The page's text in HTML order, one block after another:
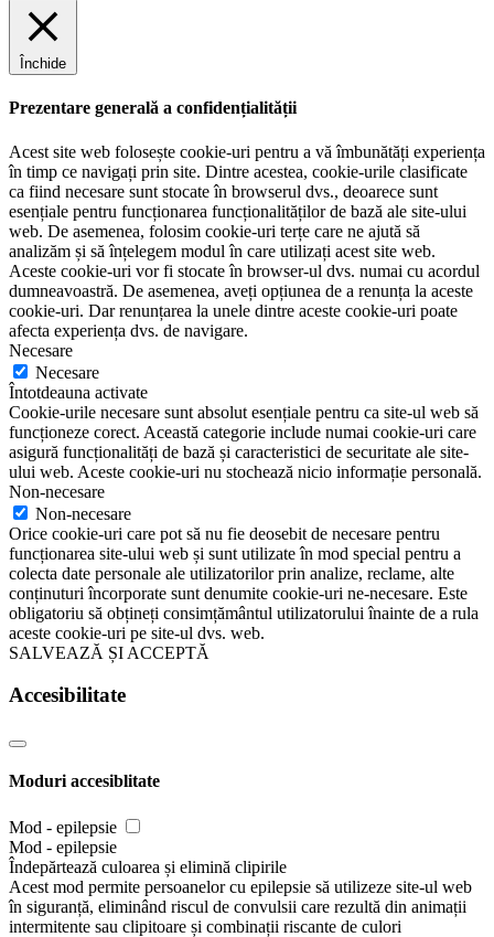
Închide
Prezentare generală a confidențialității
Acest site web folosește cookie-uri pentru a vă îmbunătăți experiența
în timp ce navigați prin site. Dintre acestea, cookie-urile clasificate
ca fiind necesare sunt stocate în browserul dvs., deoarece sunt
esențiale pentru funcționarea funcționalităților de bază ale site-ului
web. De asemenea, folosim cookie-uri terțe care ne ajută să
analizăm și să înțelegem modul în care utilizați acest site web.
Aceste cookie-uri vor fi stocate în browser-ul dvs. numai cu acordul
dumneavoastră. De asemenea, aveți opțiunea de a renunța la aceste
cookie-uri. Dar renunțarea la unele dintre aceste cookie-uri poate
afecta experiența dvs. de navigare.
Necesare
Necesare
Întotdeauna activate
Cookie-urile necesare sunt absolut esențiale pentru ca site-ul web să
funcționeze corect. Această categorie include numai cookie-uri care
asigură funcționalități de bază și caracteristici de securitate ale site-
ului web. Aceste cookie-uri nu stochează nicio informație personală.
Non-necesare
Non-necesare
Orice cookie-uri care pot să nu fie deosebit de necesare pentru
funcționarea site-ului web și sunt utilizate în mod special pentru a
colecta date personale ale utilizatorilor prin analize, reclame, alte
conținuturi încorporate sunt denumite cookie-uri ne-necesare. Este
obligatoriu să obțineți consimțământul utilizatorului înainte de a rula
aceste cookie-uri pe site-ul dvs. web.
SALVEAZĂ ȘI ACCEPTĂ
Accesibilitate
Moduri accesiblitate
Mod - epilepsie
Mod - epilepsie
Îndepărtează culoarea și elimină clipirile
Acest mod permite persoanelor cu epilepsie să utilizeze site-ul web
în siguranță, eliminând riscul de convulsii care rezultă din animații
intermitente sau clipitoare și combinații riscante de culori